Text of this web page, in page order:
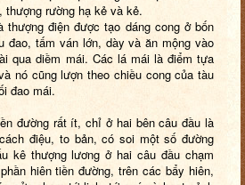
thượng rường hạ kẻ và kẻ.
điện được tạo dáng cong ở bốn
đao, tấm ván lớn, dày và ăn mộng vào
qua diềm mái. Các lá mái là điểm tựa
nó cũng lượn theo chiều cong của tàu
đao mái.
đường rất ít, chỉ ở hai bên câu đầu là
điệu, to bản, có soi một số đường
kê thượng lương ở hai câu đầu chạm
hiên tiền đường, trên các bẩy hiên,